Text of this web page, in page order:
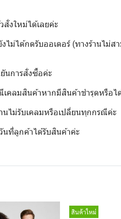
งใหม่ได้เลยค่ะ
ไม่ได้กดรับออเดอร์ (ทางร้านไ
นการสั่งซื้อค่ะ
คลมสินค้าหากมีสินค้าชำรุดหรือไ
นไม่รับเคลมหรือเปลี่ยนทุกกรณีค่ะ️
นที่ลูกค้าได้รับสินค้าค่ะ
สินค้าใหม่